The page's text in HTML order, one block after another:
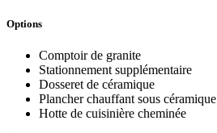
Options
Comptoir de granite
Stationnement supplémentaire
Dosseret de céramique
Plancher chauffant sous céramique
Hotte de cuisinière cheminée